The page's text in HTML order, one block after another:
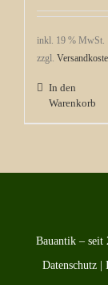
inkl. 19 % MwSt.
zzgl.
In den
Warenkorb
Bauantik – seit
Datenschutz